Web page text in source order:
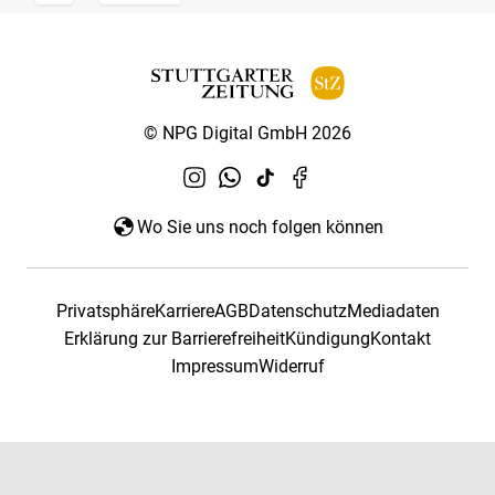
© NPG Digital GmbH 2026
Wo Sie uns noch folgen können
PrivatsphäreKarriereAGBDatenschutzMediadaten
Erklärung zur BarrierefreiheitKündigungKontakt
ImpressumWiderruf